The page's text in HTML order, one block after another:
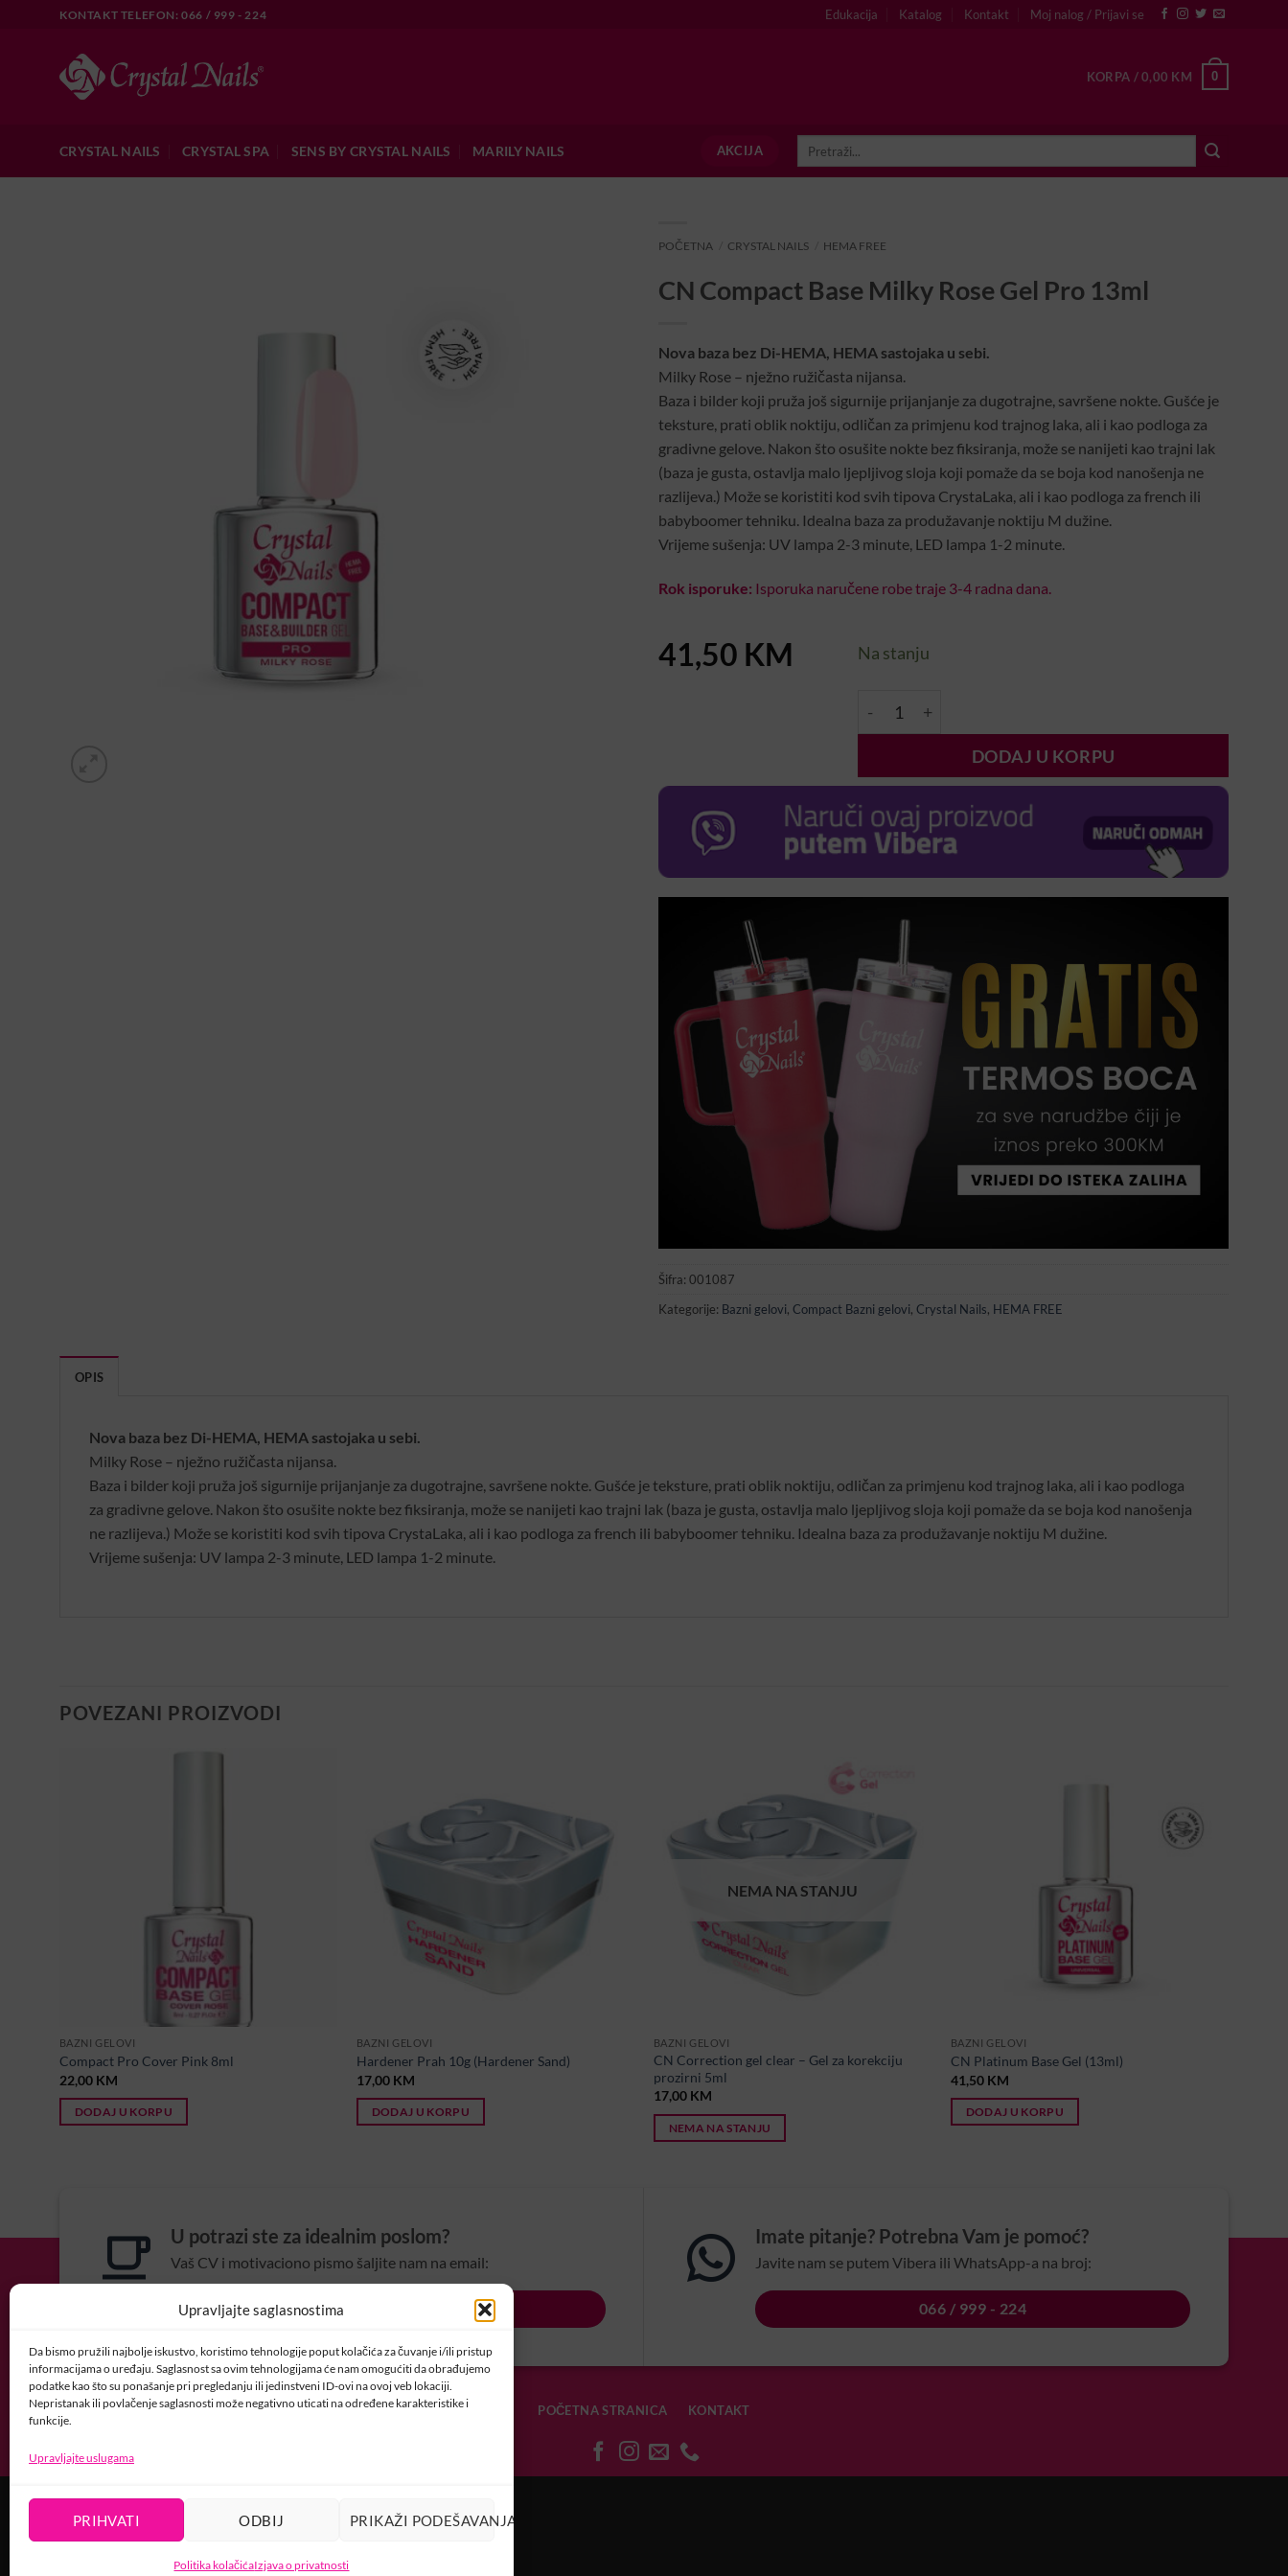
Upravljajte saglasnostima
Da bismo pružili najbolje iskustvo, koristimo tehnologije poput kolačića za čuvanje i/ili pristup
informacijama o uređaju. Saglasnost sa ovim tehnologijama će nam omogućiti da obrađujemo
podatke kao što su ponašanje pri pregledanju ili jedinstveni ID-ovi na ovoj veb lokaciji.
Nepristanak ili povlačenje saglasnosti može negativno uticati na određene karakteristike i
funkcije.
Upravljajte uslugama
PRIHVATI ODBIJ PRIKAŽI PODEŠAVANJA
Politika kolačićaIzjava o privatnosti
KONTAKT TELEFON: 066 / 999 - 224 Edukacija Katalog Kontakt Moj nalog / Prijavi se
KORPA /0,00 KM 0
CRYSTAL NAILS CRYSTAL SPA SENS BY CRYSTAL NAILS MARILY NAILS AKCIJA
POČETNA CRYSTAL NAILS HEMA FREE
CN Compact Base Milky Rose Gel Pro 13ml
Nova baza bez Di-HEMA, HEMA sastojaka u sebi.
Milky Rose – nježno ružičasta nijansa.
Baza i bilder koji pruža još sigurnije prijanjanje za dugotrajne, savršene nokte. Gušće je
teksture, prati oblik noktiju, odličan za primjenu kod trajnog laka, ali i kao podloga za
gradivne gelove. Nakon što osušite nokte bez fiksiranja, može se nanijeti kao trajni lak
(baza je gusta, ostavlja malo ljepljivog sloja koji pomaže da se boja kod nanošenja ne
razlijeva.) Može se koristiti kod svih tipova CrystaLaka, ali i kao podloga za french ili
babyboomer tehniku. Idealna baza za produžavanje noktiju M dužine.
Vrijeme sušenja: UV lampa 2-3 minute, LED lampa 1-2 minute.
Rok isporuke: Isporuka naručene robe traje 3-4 radna dana.
41,50 KM Na stanju
CN Compact Base Milky Rose Gel Pro 13ml količina
DODAJ U KORPU
Šifra: 001087
Kategorije: Bazni gelovi, Compact Bazni gelovi, Crystal Nails, HEMA FREE
OPIS
Nova baza bez Di-HEMA, HEMA sastojaka u sebi.
Milky Rose – nježno ružičasta nijansa.
Baza i bilder koji pruža još sigurnije prijanjanje za dugotrajne, savršene nokte. Gušće je teksture, prati oblik noktiju, odličan za primjenu kod trajnog laka, ali i kao podloga
za gradivne gelove. Nakon što osušite nokte bez fiksiranja, može se nanijeti kao trajni lak (baza je gusta, ostavlja malo ljepljivog sloja koji pomaže da se boja kod nanošenja
ne razlijeva.) Može se koristiti kod svih tipova CrystaLaka, ali i kao podloga za french ili babyboomer tehniku. Idealna baza za produžavanje noktiju M dužine.
Vrijeme sušenja: UV lampa 2-3 minute, LED lampa 1-2 minute.
POVEZANI PROIZVODI
BAZNI GELOVI
Compact Pro Cover Pink 8ml
22,00 KM
DODAJ U KORPU
BAZNI GELOVI
Hardener Prah 10g (Hardener Sand)
17,00 KM
DODAJ U KORPU
NEMA NA STANJU
BAZNI GELOVI
CN Correction gel clear – Gel za korekciju
prozirni 5ml
17,00 KM
NEMA NA STANJU
BAZNI GELOVI
CN Platinum Base Gel (13ml)
41,50 KM
DODAJ U KORPU
U potrazi ste za idealnim poslom?
Vaš CV i motivaciono pismo šaljite nam na email:
POSAO@CRYSTALNAILSBIH.COM
Imate pitanje? Potrebna Vam je pomoć?
Javite nam se putem Vibera ili WhatsApp-a na broj:
066 / 999 - 224
POČETNA STRANICA KONTAKT
USLOVI KORIŠTENJA
Copyright 2026 © developed by wizionar.com